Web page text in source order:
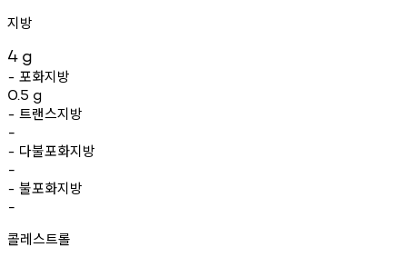
지방
4 g
- 포화지방
0.5 g
- 트랜스지방
-
- 다불포화지방
-
- 불포화지방
-
콜레스트롤